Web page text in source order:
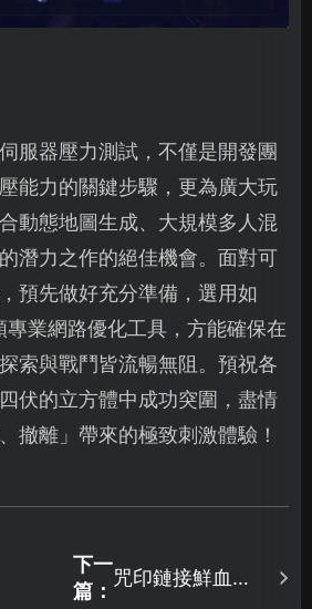
服器壓力測試，不僅是開發團
能力的關鍵步驟，更為廣大玩
動態地圖生成、大規模多人混
潛力之作的絕佳機會。面對可
預先做好充分準備，選用如
專業網路優化工具，方能確保在
索與戰鬥皆流暢無阻。預祝各
伏的立方體中成功突圍，盡情
撤離」帶來的極致刺激體驗！
下一
篇：
咒印鏈接鮮血的